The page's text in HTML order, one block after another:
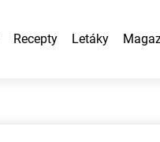
Recepty Letáky